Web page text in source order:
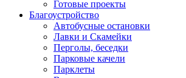
Готовые проекты
Благоустройство
Автобусные остановки
Лавки и Скамейки
Перголы, беседки
Парковые качели
Парклеты